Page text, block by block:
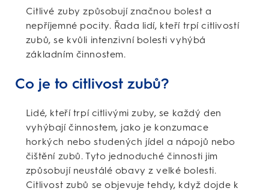
Citlivé zuby způsobují značnou bolest a
nepříjemné pocity. Řada lidí, kteří trpí citlivostí
zubů, se kvůli intenzivní bolesti vyhýbá
základním činnostem.
Co je to citlivost zubů?
Lidé, kteří trpí citlivými zuby, se každý den
vyhýbají činnostem, jako je konzumace
horkých nebo studených jídel a nápojů nebo
čištění zubů. Tyto jednoduché činnosti jim
způsobují neustálé obavy z velké bolesti.
Citlivost zubů se objevuje tehdy, když dojde k